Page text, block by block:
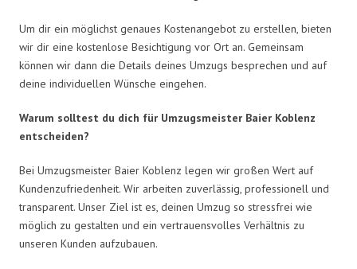
Um dir ein möglichst genaues Kostenangebot zu erstellen, bieten
wir dir eine kostenlose Besichtigung vor Ort an. Gemeinsam
können wir dann die Details deines Umzugs besprechen und auf
deine individuellen Wünsche eingehen.
Warum solltest du dich für Umzugsmeister Baier Koblenz
entscheiden?
Bei Umzugsmeister Baier Koblenz legen wir großen Wert auf
Kundenzufriedenheit. Wir arbeiten zuverlässig, professionell und
transparent. Unser Ziel ist es, deinen Umzug so stressfrei wie
möglich zu gestalten und ein vertrauensvolles Verhältnis zu
unseren Kunden aufzubauen.